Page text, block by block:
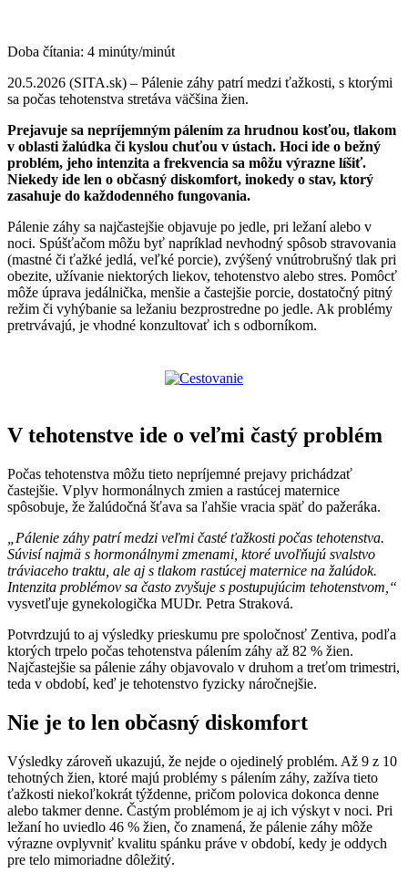
Doba čítania: 4 minúty/minút
20.5.2026 (SITA.sk) – Pálenie záhy patrí medzi ťažkosti, s ktorými
sa počas tehotenstva stretáva väčšina žien.
Prejavuje sa nepríjemným pálením za hrudnou kosťou, tlakom
v oblasti žalúdka či kyslou chuťou v ústach. Hoci ide o bežný
problém, jeho intenzita a frekvencia sa môžu výrazne líšiť.
Niekedy ide len o občasný diskomfort, inokedy o stav, ktorý
zasahuje do každodenného fungovania.
Pálenie záhy sa najčastejšie objavuje po jedle, pri ležaní alebo v
noci. Spúšťačom môžu byť napríklad nevhodný spôsob stravovania
(mastné či ťažké jedlá, veľké porcie), zvýšený vnútrobrušný tlak pri
obezite, užívanie niektorých liekov, tehotenstvo alebo stres. Pomôcť
môže úprava jedálnička, menšie a častejšie porcie, dostatočný pitný
režim či vyhýbanie sa ležaniu bezprostredne po jedle. Ak problémy
pretrvávajú, je vhodné konzultovať ich s odborníkom.
V tehotenstve ide o veľmi častý problém
Počas tehotenstva môžu tieto nepríjemné prejavy prichádzať
častejšie. Vplyv hormonálnych zmien a rastúcej maternice
spôsobuje, že žalúdočná šťava sa ľahšie vracia späť do pažeráka.
„Pálenie záhy patrí medzi veľmi časté ťažkosti počas tehotenstva.
Súvisí najmä s hormonálnymi zmenami, ktoré uvoľňujú svalstvo
tráviaceho traktu, ale aj s tlakom rastúcej maternice na žalúdok.
Intenzita problémov sa často zvyšuje s postupujúcim tehotenstvom,“
vysvetľuje gynekologička MUDr. Petra Straková.
Potvrdzujú to aj výsledky prieskumu pre spoločnosť Zentiva, podľa
ktorých trpelo počas tehotenstva pálením záhy až 82 % žien.
Najčastejšie sa pálenie záhy objavovalo v druhom a treťom trimestri,
teda v období, keď je tehotenstvo fyzicky náročnejšie.
Nie je to len občasný diskomfort
Výsledky zároveň ukazujú, že nejde o ojedinelý problém. Až 9 z 10
tehotných žien, ktoré majú problémy s pálením záhy, zažíva tieto
ťažkosti niekoľkokrát týždenne, pričom polovica dokonca denne
alebo takmer denne. Častým problémom je aj ich výskyt v noci. Pri
ležaní ho uviedlo 46 % žien, čo znamená, že pálenie záhy môže
výrazne ovplyvniť kvalitu spánku práve v období, kedy je oddych
pre telo mimoriadne dôležitý.